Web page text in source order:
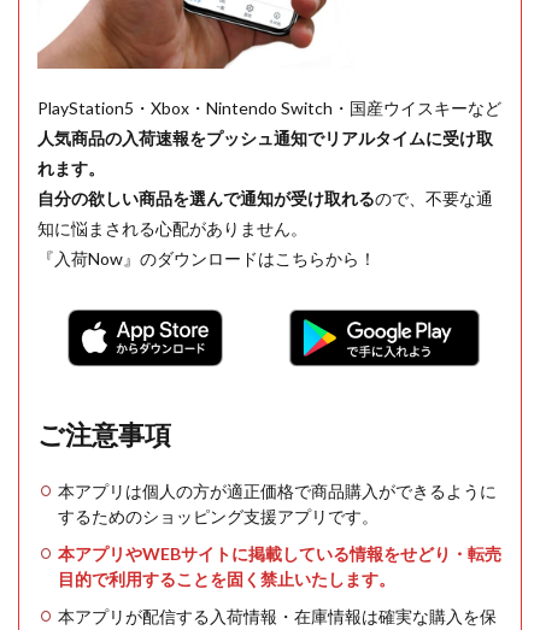
PlayStation5・Xbox・Nintendo Switch・国産ウイスキーなど
人気商品の入荷速報をプッシュ通知でリアルタイムに受け取
れます。
自分の欲しい商品を選んで通知が受け取れるので、不要な通
知に悩まされる心配がありません。
『入荷Now』のダウンロードはこちらから！
ご注意事項
本アプリは個人の方が適正価格で商品購入ができるように
するためのショッピング支援アプリです。
本アプリやWEBサイトに掲載している情報をせどり・転売
目的で利用することを固く禁止いたします。
本アプリが配信する入荷情報・在庫情報は確実な購入を保